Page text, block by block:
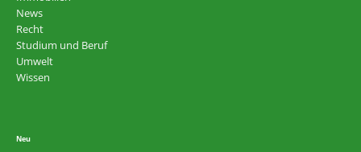
News
Recht
Studium und Beruf
Umwelt
Wissen
Neu